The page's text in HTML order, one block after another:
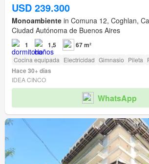
USD 239.300
Monoambiente in Comuna 12, Coghlan,
Ciudad Autónoma de Buenos Aires
1 1,5 67 m²
Cocina equipada Electricidad Gimnasio Pileta
Hace 30+ días
IDEA CINCO
WhatsApp